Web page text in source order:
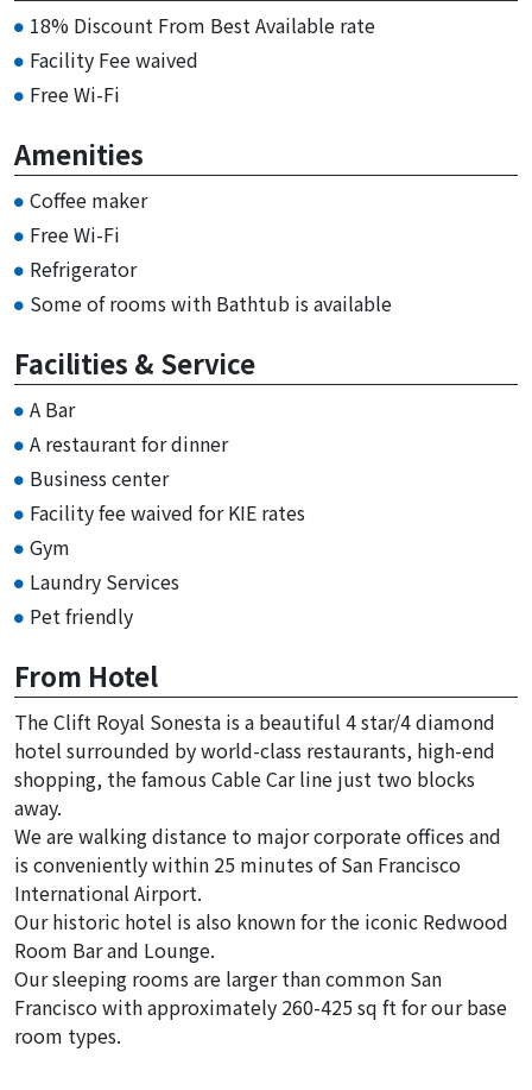
18% Discount From Best Available rate
Facility Fee waived
Free Wi-Fi
Amenities
Coffee maker
Free Wi-Fi
Refrigerator
Some of rooms with Bathtub is available
Facilities & Service
A Bar
A restaurant for dinner
Business center
Facility fee waived for KIE rates
Gym
Laundry Services
Pet friendly
From Hotel
The Clift Royal Sonesta is a beautiful 4 star/4 diamond
hotel surrounded by world-class restaurants, high-end
shopping, the famous Cable Car line just two blocks
away.
We are walking distance to major corporate offices and
is conveniently within 25 minutes of San Francisco
International Airport.
Our historic hotel is also known for the iconic Redwood
Room Bar and Lounge.
Our sleeping rooms are larger than common San
Francisco with approximately 260-425 sq ft for our base
room types.